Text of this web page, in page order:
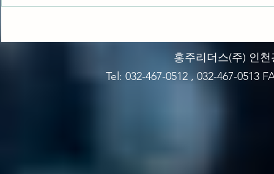
홍주리더스(주)​ 인
Tel: 032-467-0512 , 032-467-0513